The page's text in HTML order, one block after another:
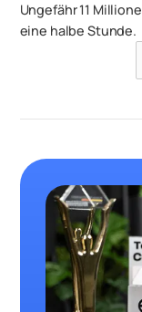
Ungefähr 11
eine halbe Stunde.